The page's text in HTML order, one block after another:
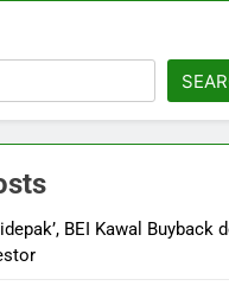
BEI Kawal Buyback